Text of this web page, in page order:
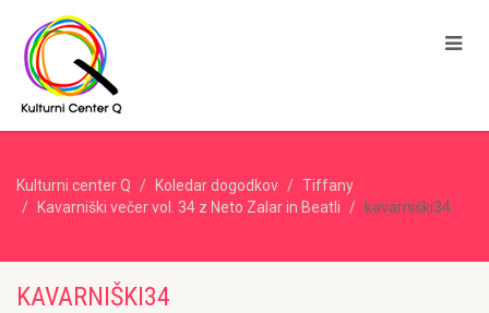
Kulturni center Q Koledar dogodkov
Tiffany
Kavarniški večer vol. 34 z Neto Zalar in Beatli
kavarniški34
KAVARNIŠKI34